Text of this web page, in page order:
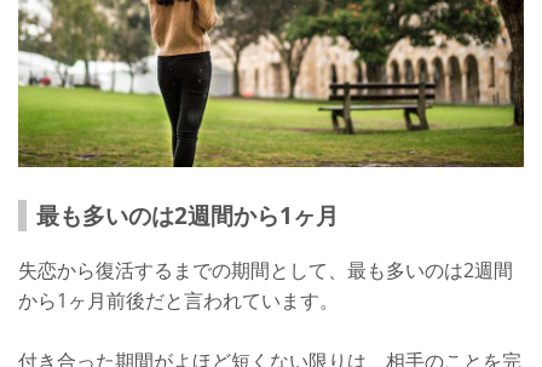
最も多いのは2週間から1ヶ月
失恋から復活するまでの期間として、最も多いのは2週間
から1ヶ月前後だと言われています。
付き合った期間がよほど短くない限りは、相手のことを完